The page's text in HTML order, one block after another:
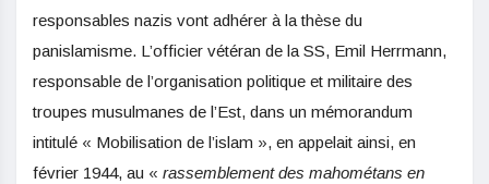
responsables nazis vont adhérer à la thèse du
panislamisme. L’officier vétéran de la SS, Emil Herrmann,
responsable de l’organisation politique et militaire des
troupes musulmanes de l’Est, dans un mémorandum
intitulé « Mobilisation de l’islam », en appelait ainsi, en
février 1944, au « rassemblement des mahométans en